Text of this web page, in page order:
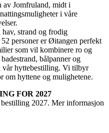
av Jomfruland, midt i
i våre
strand og frodig
personer er Øitangen perfekt
som vil kombinere ro og
bålpanner og
vår hyttebestilling. Vi tilbyr
om hyttene og mulighetene.
FOR 2027
2027. Mer informasjon